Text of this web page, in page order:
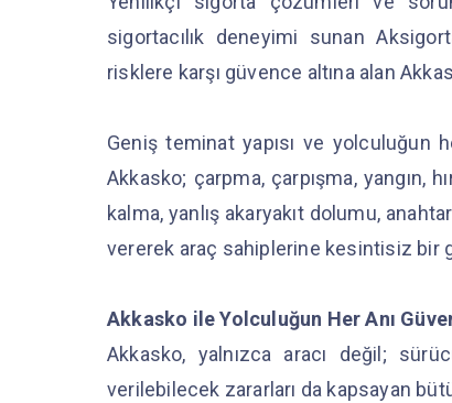
sigortacılık deneyimi sunan
risklere karşı güvence altına alan
Geniş teminat yapısı ve yolculuğun
Akkasko; çarpma, çarpışma, yangın,
kalma, yanlış akaryakıt dolumu,
vererek araç sahiplerine kesintisiz bir
Akkasko ile Yolculuğun Her Anı
Akkasko, yalnızca aracı değil;
verilebilecek zararları da kapsayan